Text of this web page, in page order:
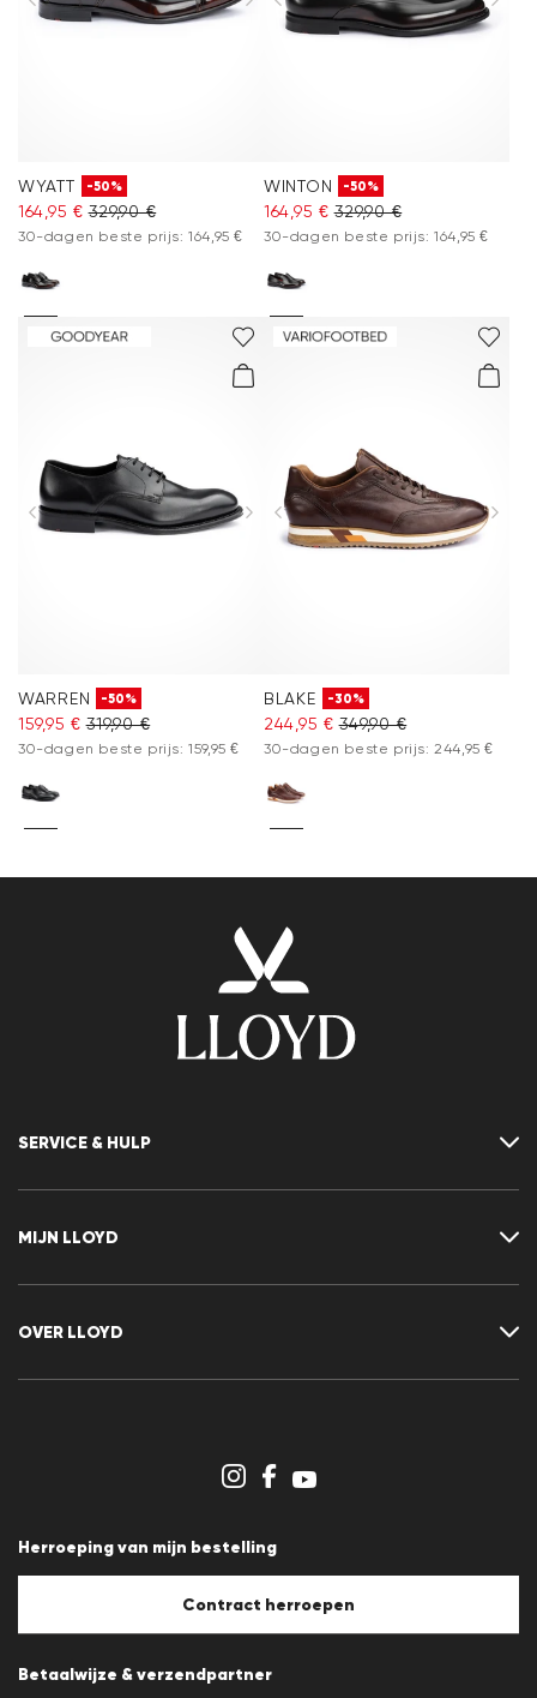
WYATT -50%
164,95 € 329,90 €
30-dagen beste prijs: 164,95 €
WINTON -50%
164,95 € 329,90 €
30-dagen beste prijs: 164,95 €
WARREN -50%
159,95 € 319,90 €
30-dagen beste prijs: 159,95 €
BLAKE -30%
244,95 € 349,90 €
30-dagen beste prijs: 244,95 €
SERVICE & HULP
Maattabel
Retour
MIJN LLOYD
Nieuwsbrief
OVER LLOYD
Afdruk
Cookiebeleid
Herroeping van mijn bestelling
Contract herroepen
Betaalwijze & verzendpartner